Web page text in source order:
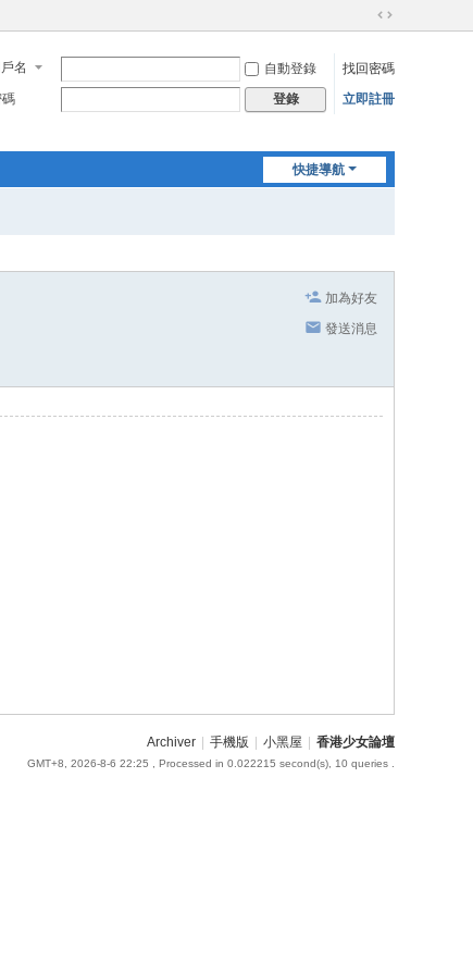
切
到
寬
名 自動登錄
找回密碼
登錄 立即註冊
快捷導航
加為好友
發送消息
Archiver 手機版 小黑屋 香港少女論壇
GMT+8, 2026-8-6 22:25 , Processed in 0.022215 second(s), 10 queries .